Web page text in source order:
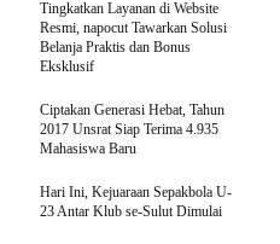
Tingkatkan Layanan di Website
Resmi, napocut Tawarkan Solusi
Belanja Praktis dan Bonus
Eksklusif
Ciptakan Generasi Hebat, Tahun
2017 Unsrat Siap Terima 4.935
Mahasiswa Baru
Hari Ini, Kejuaraan Sepakbola U-
23 Antar Klub se-Sulut Dimulai